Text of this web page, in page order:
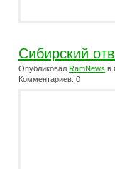
Сибирский
Опубликовал RamNews в
Комментариев: 0